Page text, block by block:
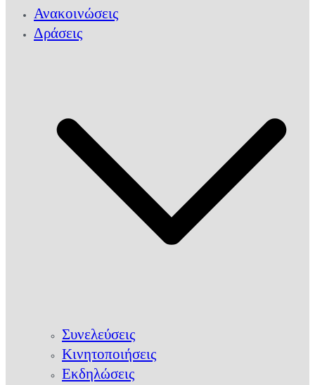
Ανακοινώσεις
Δράσεις
Συνελεύσεις
Κινητοποιήσεις
Εκδηλώσεις